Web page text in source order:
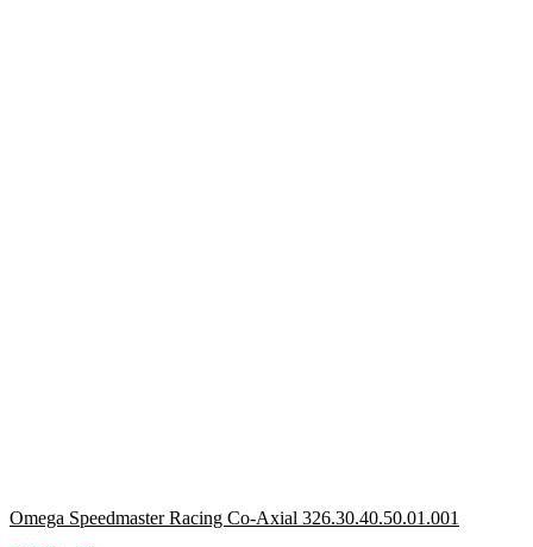
Omega Speedmaster Racing Co-Axial 326.30.40.50.01.001